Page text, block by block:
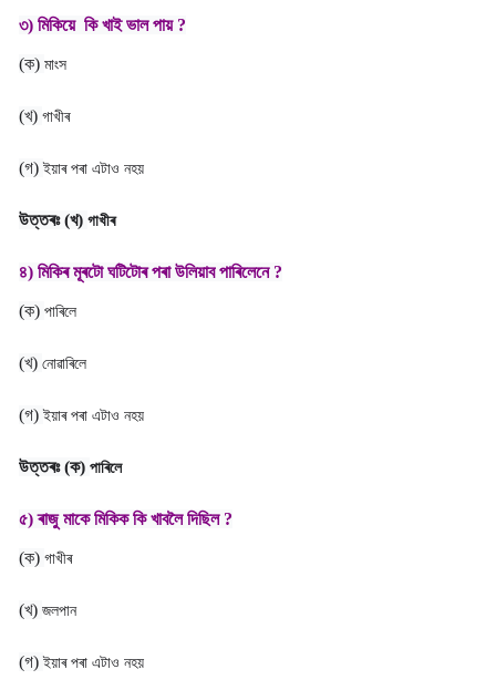
৩) মিকিয়ে কি খাই ভাল পায় ?
(ক) মাংস
(খ) গাখীৰ
(গ)ইয়াৰ পৰা এটাও নহয়
উত্তৰঃ(খ) গাখীৰ
৪) মিকিৰ মূৰটো ঘটিটোৰ পৰা উলিয়াব পাৰিলেনে ?
(ক) পাৰিলে
(খ) নোৱাৰিলে
(গ)ইয়াৰ পৰা এটাও নহয়
উত্তৰঃ(ক) পাৰিলে
৫) ৰাজু মাকে মিকিক কি খাবলৈ দিছিল ?
(ক) গাখীৰ
(খ) জলপান
(গ)ইয়াৰ পৰা এটাও নহয়